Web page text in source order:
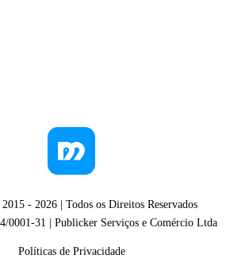
- 2026 | Todos os Direitos Reservados
0001-31 | Publicker Serviços e Comércio Ltda
Políticas de Privacidade